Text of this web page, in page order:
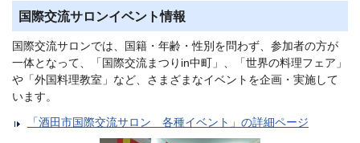
国際交流サロンイベント情報
国際交流サロンでは、国籍・年齢・性別を問わず、参加者の方が
一体となって、「国際交流まつりin中町」、「世界の料理フェア」
や「外国料理教室」など、さまざまなイベントを企画・実施して
います。
「酒田市国際交流サロン 各種イベント」の詳細ページ